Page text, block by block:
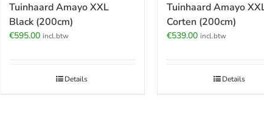
Tuinhaard Amayo XXL
Black (200cm)
€595.00 incl.btw
Details
Tuinhaard Amayo
Corten (200cm)
€539.00 incl.btw
Details